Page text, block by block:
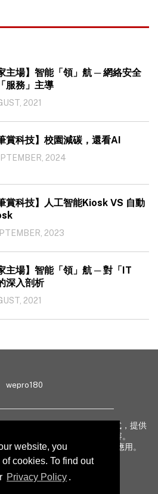
website, you
cookies. To find out
Privacy Policy .
主場】智能「領」航 ─ 網絡安全
服務」主導
2021
賞科技】校園減碳，還看AI
2024
賞科技】人工智能Kiosk VS 自動
2023
主場】智能「領」航 ─ 對「IT
深入剖析
2021
wepro180
成，以生動有趣、深入淺出方式，提供
術、行業熱話、專題報導等內容。
及網絡安全意識，促進新技術應用。